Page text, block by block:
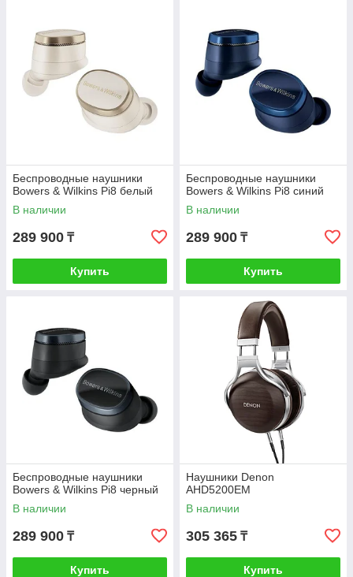
Беспроводные наушники
Bowers & Wilkins Pi8 белый
В наличии
289 900 ₸
Купить
Беспроводные наушники
Bowers & Wilkins Pi8 синий
В наличии
289 900 ₸
Купить
Беспроводные наушники
Bowers & Wilkins Pi8 черный
В наличии
289 900 ₸
Купить
Наушники Denon
AHD5200EM
В наличии
305 365 ₸
Купить